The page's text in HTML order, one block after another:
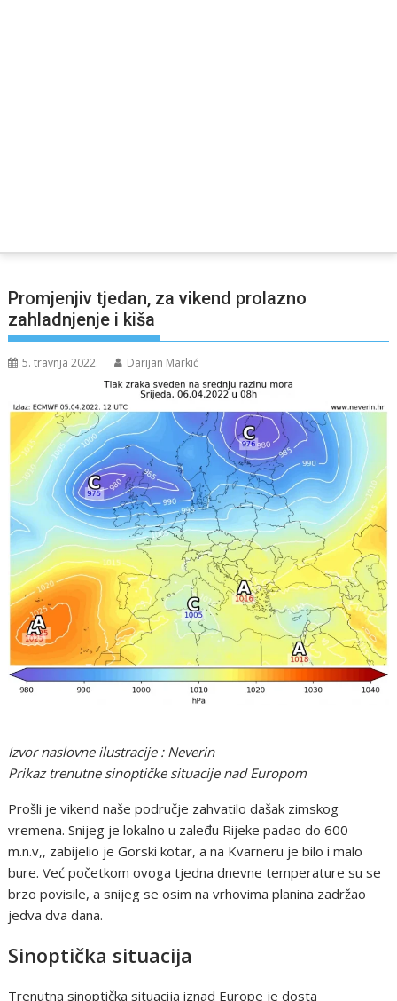
Promjenjiv tjedan, za vikend prolazno
zahladnjenje i kiša
5. travnja 2022. Darijan Markić
Izvor naslovne ilustracije : Neverin
Prikaz trenutne sinoptičke situacije nad Europom
Prošli je vikend naše područje zahvatilo dašak zimskog
vremena. Snijeg je lokalno u zaleđu Rijeke padao do 600
m.n.v,, zabijelio je Gorski kotar, a na Kvarneru je bilo i malo
bure. Već početkom ovoga tjedna dnevne temperature su se
brzo povisile, a snijeg se osim na vrhovima planina zadržao
jedva dva dana.
Sinoptička situacija
Trenutna sinoptička situacija iznad Europe je dosta